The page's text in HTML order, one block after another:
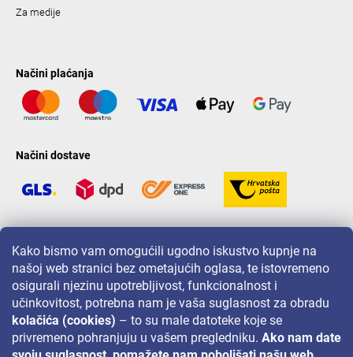
Kako bismo vam omogućili ugodno iskustvo kupnje na
našoj web stranici bez ometajućih oglasa, te istovremeno
osigurali njezinu upotrebljivost, funkcionalnost i
učinkovitost, potrebna nam je vaša suglasnost za obradu
kolačića (cookies) – to su male datoteke koje se
privremeno pohranjuju u vašem pregledniku. Ako nam date
Za medije
Načini plaćanja
Načini dostave
Za akcije, nagradne igre i popuste pratite nas na: